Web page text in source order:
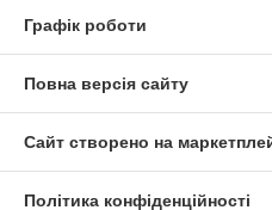
Графік роботи
Повна версія сайту
Сайт створено на
Політика конфіденційності